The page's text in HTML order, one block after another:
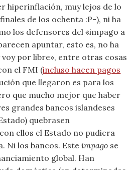
hiperinflación, muy lejos de lo
de los ochenta :P-), ni ha
los defensores del «impago a
apuntar, esto es, no ha
voy por libre», entre otras cosas
el FMI (incluso hacen pagos
que llegaron es para los
que mucho mejor que haber
grandes bancos islandeses
quebrasen
ellos el Estado no pudiera
Ni los bancos. Esteimpago se
global. Han